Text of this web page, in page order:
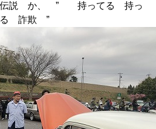
説 か、 ” 持ってる 持っ
る 詐欺 ”